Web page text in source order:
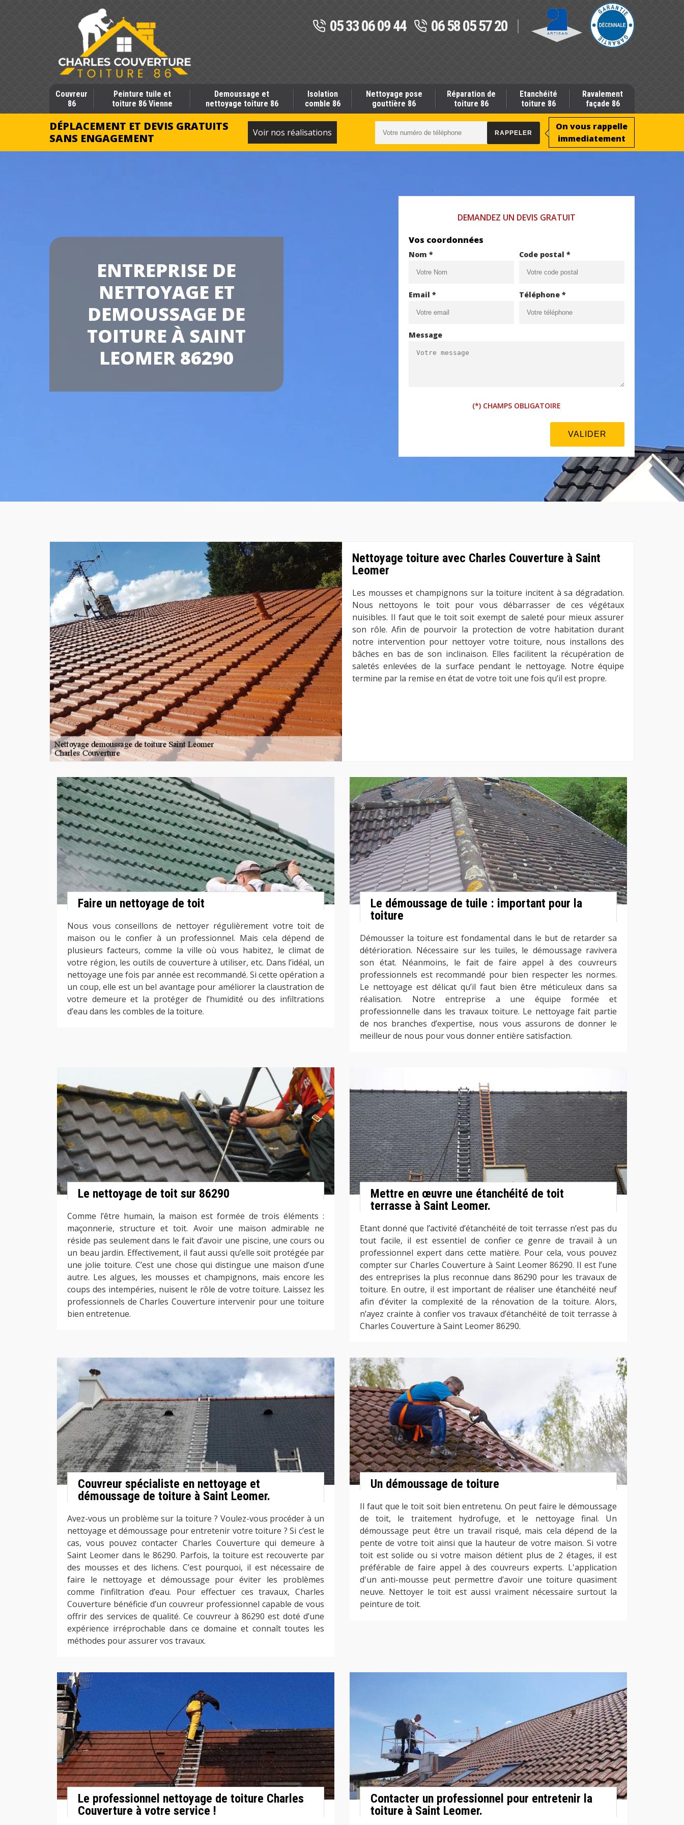
05 33 06 09 44 06 58 05 57 20
Couvreur
86
Peinture tuile et
toiture 86 Vienne
Demoussage et
nettoyage toiture 86
Isolation
comble 86
Nettoyage pose
gouttière 86
Réparation de
toiture 86
Etanchéité
toiture 86
Ravalement
façade 86
DÉPLACEMENT ET DEVIS GRATUITS
SANS ENGAGEMENT
Voir nos réalisations
On vous rappelle
immediatement
ENTREPRISE DE
NETTOYAGE ET
DEMOUSSAGE DE
TOITURE À SAINT
LEOMER 86290
DEMANDEZ UN DEVIS GRATUIT
Vos coordonnées
Nom * Code postal *
Email * Téléphone *
Message
(*) CHAMPS OBLIGATOIRE
Nettoyage toiture avec Charles Couverture à Saint
Leomer
Les mousses et champignons sur la toiture incitent à sa dégradation.
Nous nettoyons le toit pour vous débarrasser de ces végétaux
nuisibles. Il faut que le toit soit exempt de saleté pour mieux assurer
son rôle. Afin de pourvoir la protection de votre habitation durant
notre intervention pour nettoyer votre toiture, nous installons des
bâches en bas de son inclinaison. Elles facilitent la récupération de
saletés enlevées de la surface pendant le nettoyage. Notre équipe
termine par la remise en état de votre toit une fois qu’il est propre.
Faire un nettoyage de toit
Nous vous conseillons de nettoyer régulièrement votre toit de
maison ou le confier à un professionnel. Mais cela dépend de
plusieurs facteurs, comme la ville où vous habitez, le climat de
votre région, les outils de couverture à utiliser, etc. Dans l’idéal, un
nettoyage une fois par année est recommandé. Si cette opération a
un coup, elle est un bel avantage pour améliorer la claustration de
votre demeure et la protéger de l’humidité ou des infiltrations
d’eau dans les combles de la toiture.
Le démoussage de tuile : important pour la
toiture
Démousser la toiture est fondamental dans le but de retarder sa
détérioration. Nécessaire sur les tuiles, le démoussage ravivera
son état. Néanmoins, le fait de faire appel à des couvreurs
professionnels est recommandé pour bien respecter les normes.
Le nettoyage est délicat qu’il faut bien être méticuleux dans sa
réalisation. Notre entreprise a une équipe formée et
professionnelle dans les travaux toiture. Le nettoyage fait partie
de nos branches d’expertise, nous vous assurons de donner le
meilleur de nous pour vous donner entière satisfaction.
Le nettoyage de toit sur 86290
Comme l’être humain, la maison est formée de trois éléments :
maçonnerie, structure et toit. Avoir une maison admirable ne
réside pas seulement dans le fait d’avoir une piscine, une cours ou
un beau jardin. Effectivement, il faut aussi qu’elle soit protégée par
une jolie toiture. C’est une chose qui distingue une maison d’une
autre. Les algues, les mousses et champignons, mais encore les
coups des intempéries, nuisent le rôle de votre toiture. Laissez les
professionnels de Charles Couverture intervenir pour une toiture
bien entretenue.
Mettre en œuvre une étanchéité de toit
terrasse à Saint Leomer.
Etant donné que l’activité d’étanchéité de toit terrasse n’est pas du
tout facile, il est essentiel de confier ce genre de travail à un
professionnel expert dans cette matière. Pour cela, vous pouvez
compter sur Charles Couverture à Saint Leomer 86290. Il est l’une
des entreprises la plus reconnue dans 86290 pour les travaux de
toiture. En outre, il est important de réaliser une étanchéité neuf
afin d’éviter la complexité de la rénovation de la toiture. Alors,
n’ayez crainte à confier vos travaux d’étanchéité de toit terrasse à
Charles Couverture à Saint Leomer 86290.
Couvreur spécialiste en nettoyage et
démoussage de toiture à Saint Leomer.
Avez-vous un problème sur la toiture ? Voulez-vous procéder à un
nettoyage et démoussage pour entretenir votre toiture ? Si c’est le
cas, vous pouvez contacter Charles Couverture qui demeure à
Saint Leomer dans le 86290. Parfois, la toiture est recouverte par
des mousses et des lichens. C’est pourquoi, il est nécessaire de
faire le nettoyage et démoussage pour éviter les problèmes
comme l’infiltration d’eau. Pour effectuer ces travaux, Charles
Couverture bénéficie d’un couvreur professionnel capable de vous
offrir des services de qualité. Ce couvreur à 86290 est doté d’une
expérience irréprochable dans ce domaine et connaît toutes les
méthodes pour assurer vos travaux.
Un démoussage de toiture
Il faut que le toit soit bien entretenu. On peut faire le démoussage
de toit, le traitement hydrofuge, et le nettoyage final. Un
démoussage peut être un travail risqué, mais cela dépend de la
pente de votre toit ainsi que la hauteur de votre maison. Si votre
toit est solide ou si votre maison détient plus de 2 étages, il est
préférable de faire appel à des couvreurs experts. L'application
d'un anti-mousse peut permettre d’avoir une toiture quasiment
neuve. Nettoyer le toit est aussi vraiment nécessaire surtout la
peinture de toit.
Le professionnel nettoyage de toiture Charles
Couverture à votre service !
Contacter un professionnel pour entretenir la
toiture à Saint Leomer.